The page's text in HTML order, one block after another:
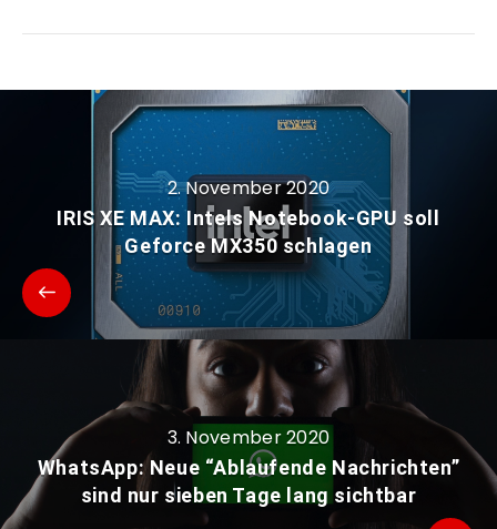
2. November 2020
IRIS XE MAX: Intels Notebook-GPU soll
Geforce MX350 schlagen
3. November 2020
WhatsApp: Neue “Ablaufende Nachrichten”
sind nur sieben Tage lang sichtbar